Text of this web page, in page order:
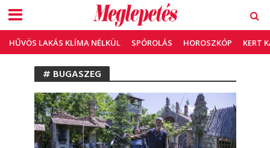
HŰVÖS LAKÁS KLÍMA NÉLKÜL SPÓROLÁS HOROSZKÓP KERT
# BUGASZEG